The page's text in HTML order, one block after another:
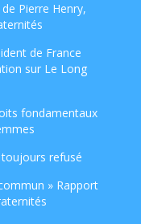
Pierre Henry,
de France
sur Le Long
fondamentaux
refusé
» Rapport